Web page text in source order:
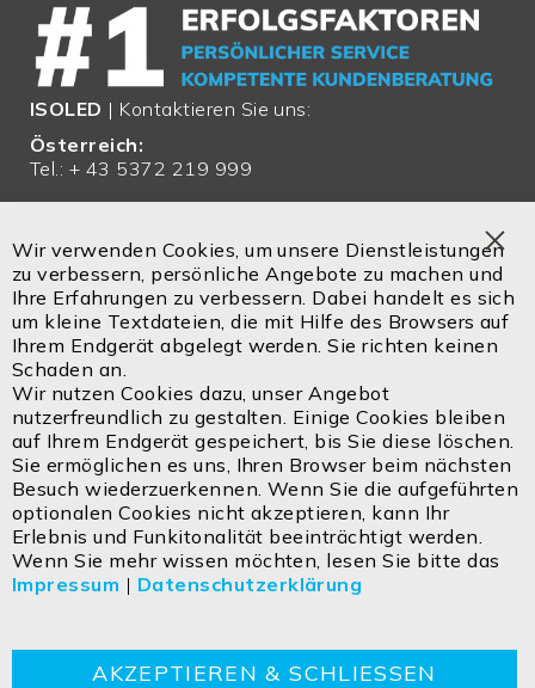
ISOLED | Kontaktieren Sie uns:
Österreich:
Tel.: + 43 5372 219 999
Deutschland:
Tel.: + 49 810 48 999 200
Email:office@isoled.de
Email:info@isoled.shop
www.isoled.shop
ISOLED FIAI Handels GmbH
Egerbach 48
A-6334 SCHWOICH
AGBsCookieRetourenEntsorgungshinweise
Bar
Wir verwenden Cookies, um unsere Dienstleistungen
zu verbessern, persönliche Angebote zu machen und
Ihre Erfahrungen zu verbessern. Dabei handelt es sich
um kleine Textdateien, die mit Hilfe des Browsers auf
Ihrem Endgerät abgelegt werden. Sie richten keinen
Schaden an.
Wir nutzen Cookies dazu, unser Angebot
nutzerfreundlich zu gestalten. Einige Cookies bleiben
auf Ihrem Endgerät gespeichert, bis Sie diese löschen.
Sie ermöglichen es uns, Ihren Browser beim nächsten
Besuch wiederzuerkennen. Wenn Sie die aufgeführten
optionalen Cookies nicht akzeptieren, kann Ihr
Erlebnis und Funkitonalität beeinträchtigt werden.
Wenn Sie mehr wissen möchten, lesen Sie bitte das
Impressum | Datenschutzerklärung
AKZEPTIEREN & SCHLIESSEN